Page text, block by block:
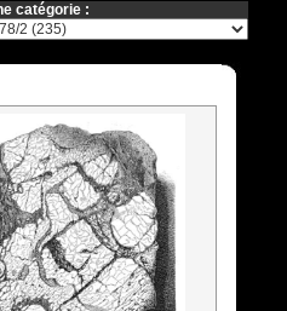
catégorie :